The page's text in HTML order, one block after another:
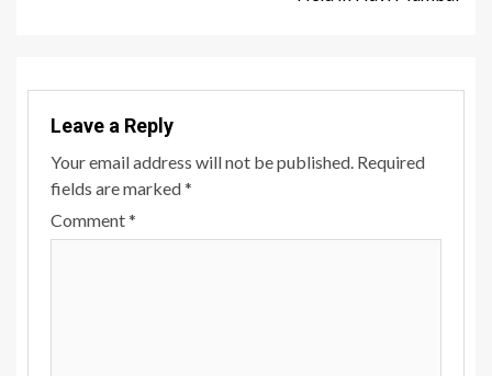
Leave a Reply
Your email address will not be published. Required
fields are marked*
Comment*